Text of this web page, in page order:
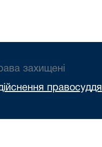
захищені
правосуддя